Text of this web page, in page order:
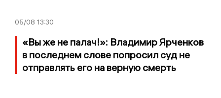
05/08 13:30
«Вы же не палач!»: Владимир Ярченков
в последнем слове попросил суд не
отправлять его на верную смерть